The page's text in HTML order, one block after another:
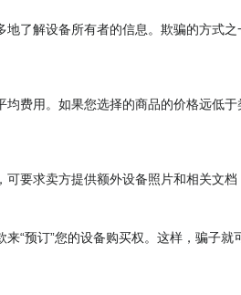
了解设备所有者的信息。欺骗的方式
费用。如果您选择的商品的价格远低
要求卖方提供额外设备照片和相关文档
“预订”您的设备购买权。这样，骗子